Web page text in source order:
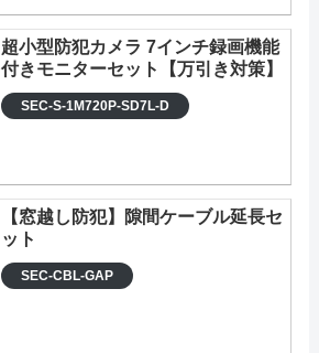
超小型防犯カメラ 7インチ録画機能
付きモニターセット【万引き対策】
SEC-S-1M720P-SD7L-D
【窓越し防犯】隙間ケーブル延長セ
ット
SEC-CBL-GAP